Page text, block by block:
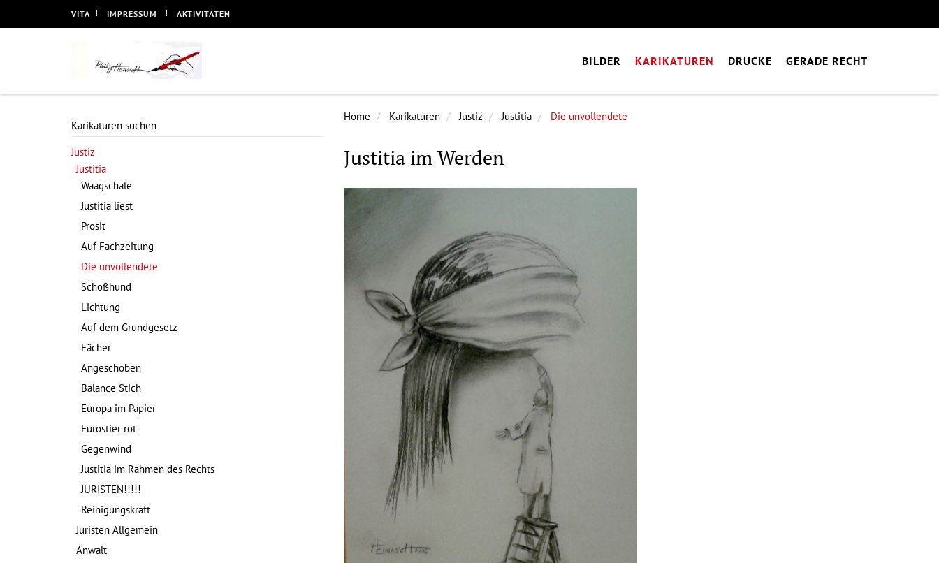
VITA IMPRESSUM AKTIVITÄTEN
BILDER KARIKATUREN DRUCKE GERADE RECHT
Home Karikaturen Justiz Justitia Die unvollendete
Justitia im Werden
Karikaturen suchen
Justiz
Justitia
Waagschale
Justitia liest
Prosit
Auf Fachzeitung
Die unvollendete
Schoßhund
Lichtung
Auf dem Grundgesetz
Fächer
Angeschoben
Balance Stich
Europa im Papier
Eurostier rot
Gegenwind
Justitia im Rahmen des Rechts
JURISTEN!!!!!
Reinigungskraft
Juristen Allgemein
Anwalt